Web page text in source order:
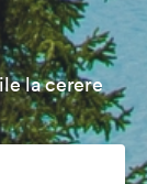
la cerere